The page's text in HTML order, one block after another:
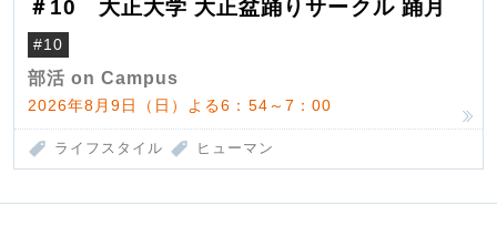
＃10 大正大学 大正盆踊りサークル 踊月
#10
部活 on Campus
2026年8月9日（日）よる6：54～7：00
ライフスタイル ヒューマン